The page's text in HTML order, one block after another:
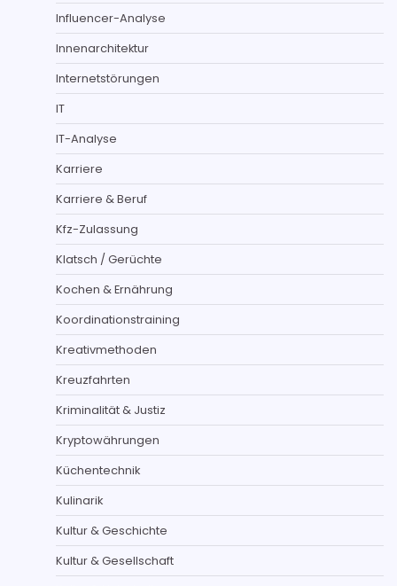
Influencer-Analyse
Innenarchitektur
Internetstörungen
IT
IT-Analyse
Karriere
Karriere & Beruf
Kfz-Zulassung
Klatsch / Gerüchte
Kochen & Ernährung
Koordinationstraining
Kreativmethoden
Kreuzfahrten
Kriminalität & Justiz
Kryptowährungen
Küchentechnik
Kulinarik
Kultur & Geschichte
Kultur & Gesellschaft